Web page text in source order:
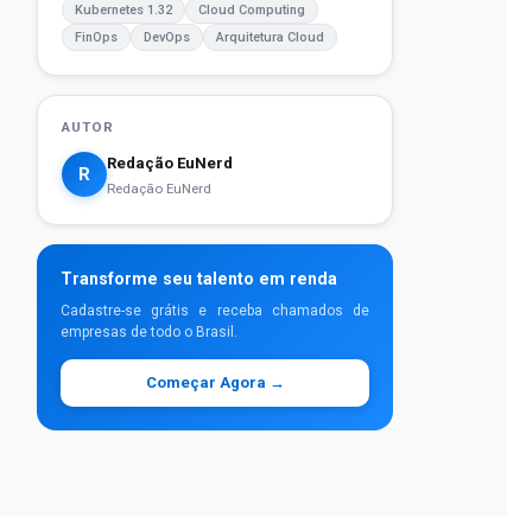
Kubernetes 1.32
Cloud Computing
FinOps
DevOps Arquitetura Cloud
AUTOR
R
Redação EuNerd
Redação EuNerd
Transforme seu talento em renda
Cadastre-se grátis e receba chamados de
empresas de todo o Brasil.
Começar Agora →